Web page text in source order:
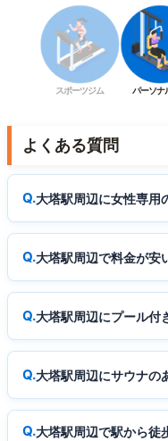
スポーツジム パーソナ
よくある質問
大塔駅周辺に女性専用
大塔駅周辺で料金が安
大塔駅周辺にプール付
大塔駅周辺にサウナの
大塔駅周辺で駅から徒